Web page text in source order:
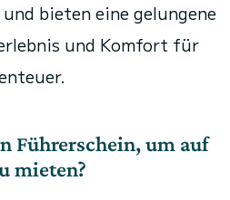
bieten eine gelungene
und Komfort für
Führerschein, um auf
mieten?